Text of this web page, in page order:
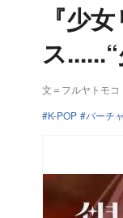
『少
ス
文＝フルヤトモコ
K-POP
バーチ